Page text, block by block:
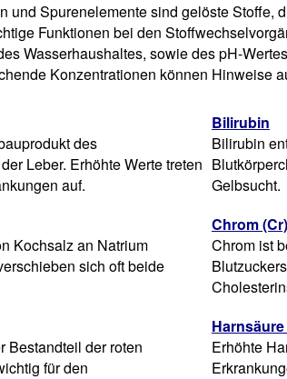
und Spurenelemente sind gelöste
Funktionen bei den
Wasserhaushaltes, sowie des pH-
Konzentrationen können Hinweise
des
Leber. Erhöhte Werte treten
auf.
Bilirubin
Bilirubin
Gelbsucht.
Kochsalz an Natrium
sich oft beide
Chrom (Cr)
Chrom ist
Bestandteil der roten
für den
Erhöhte